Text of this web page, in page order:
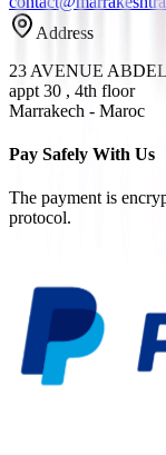
Address
23 AVENUE
appt 30 , 4th floor
Marrakech - Maroc
Pay Safely With Us
The payment is
protocol.